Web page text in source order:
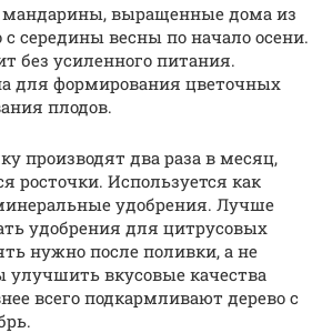
выращенные дома из
с середины весны по начало осени.
без усиленного питания.
для формирования цветочных
плодов.
производят два раза в месяц,
росточки. Используется как
удобрения. Лучше
удобрения для цитрусовых
нужно после поливки, а не
улучшить вкусовые качества
всего подкармливают дерево с